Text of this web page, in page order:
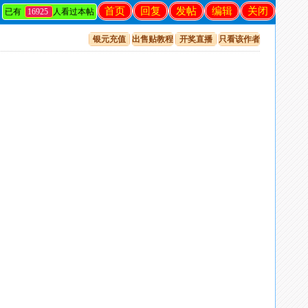
关闭
编辑
发帖
回复
首页
已有 16925 人看过本帖
银元充值 出售贴教程 开奖直播 只看该作者